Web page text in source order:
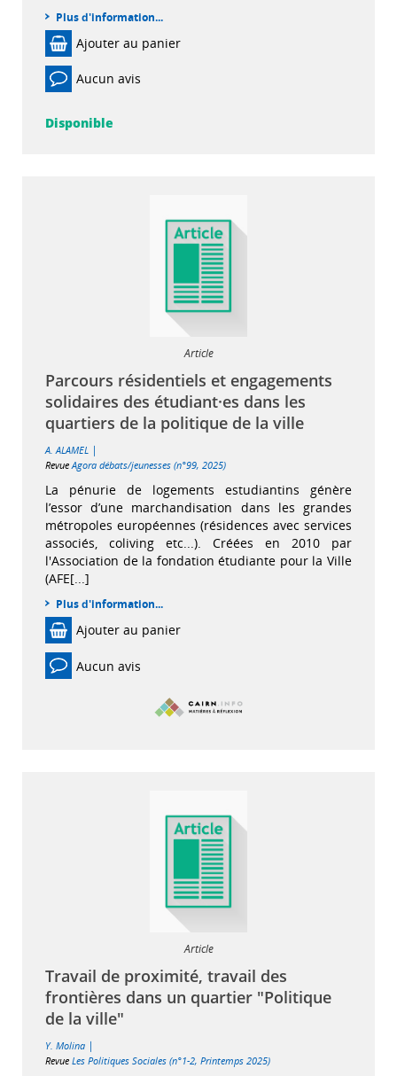
Plus d'information...
Ajouter au panier
Aucun avis
Disponible
Article
Parcours résidentiels et engagements
solidaires des étudiant·es dans les
quartiers de la politique de la ville
A. ALAMEL |
Revue Agora débats/jeunesses (n°99, 2025)
La pénurie de logements estudiantins génère
l’essor d’une marchandisation dans les grandes
métropoles européennes (résidences avec services
associés, coliving etc...). Créées en 2010 par
l'Association de la fondation étudiante pour la Ville
(AFE[...]
Plus d'information...
Ajouter au panier
Aucun avis
Article
Travail de proximité, travail des
frontières dans un quartier "Politique
de la ville"
Y. Molina |
Revue Les Politiques Sociales (n°1-2, Printemps 2025)